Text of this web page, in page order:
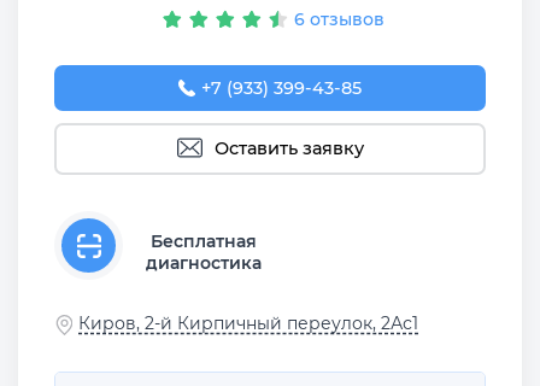
6 отзывов
+7 (933) 399-43-85
Оставить заявку
Бесплатная
диагностика
Киров, 2-й Кирпичный переулок, 2Ас1